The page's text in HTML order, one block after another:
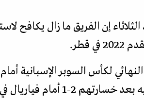
إن الفريق ما زال يكافح
قطر.
النهائي لكأس السوبر الإسبانية